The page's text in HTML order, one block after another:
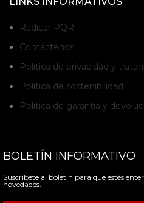
Radicar PQR
Contáctenos
Política de privacidad y
Política de sostenibilidad
Política de garantía y
BOLETÍN INFORMATIVO
Suscríbete al boletín para que estés
novedades.